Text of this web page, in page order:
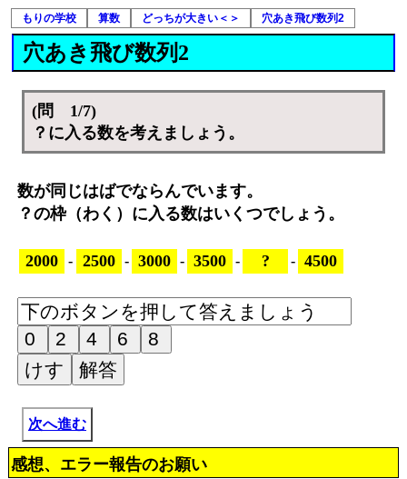
もりの学校 算数 どっちが大きい＜＞ 穴あき飛び数列2
穴あき飛び数列2
(問 1/7)
？に入る数を考えましょう。
数が同じはばでならんでいます。
？の枠（わく）に入る数はいくつでしょう。
2000 - 2500 - 3000 - 3500 - ? - 4500
次へ進む
感想、エラー報告のお願い